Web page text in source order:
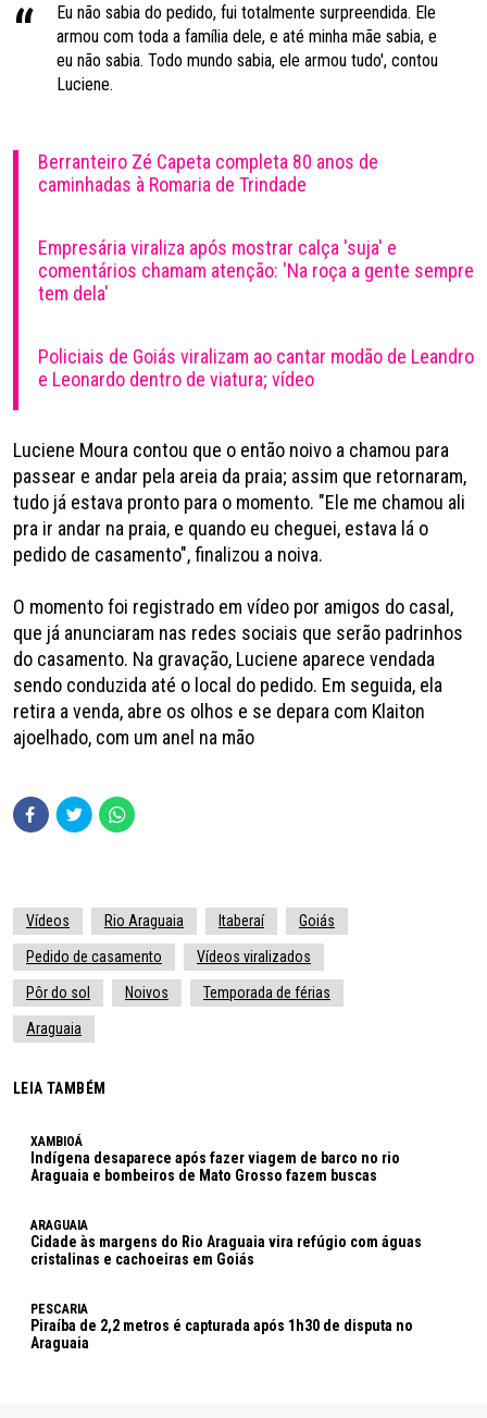
Eu não sabia do pedido, fui totalmente surpreendida. Ele
armou com toda a família dele, e até minha mãe sabia, e
eu não sabia. Todo mundo sabia, ele armou tudo', contou
Luciene.
Berranteiro Zé Capeta completa 80 anos de
caminhadas à Romaria de Trindade
Empresária viraliza após mostrar calça 'suja' e
comentários chamam atenção: 'Na roça a gente sempre
tem dela'
Policiais de Goiás viralizam ao cantar modão de Leandro
e Leonardo dentro de viatura; vídeo
Luciene Moura contou que o então noivo a chamou para
passear e andar pela areia da praia; assim que retornaram,
tudo já estava pronto para o momento. "Ele me chamou ali
pra ir andar na praia, e quando eu cheguei, estava lá o
pedido de casamento", finalizou a noiva.
O momento foi registrado em vídeo por amigos do casal,
que já anunciaram nas redes sociais que serão padrinhos
do casamento. Na gravação, Luciene aparece vendada
sendo conduzida até o local do pedido. Em seguida, ela
retira a venda, abre os olhos e se depara com Klaiton
ajoelhado, com um anel na mão
Vídeos Rio Araguaia Itaberaí Goiás
Pedido de casamento Vídeos viralizados
Pôr do sol Noivos Temporada de férias
Araguaia
LEIA TAMBÉM
XAMBIOÁ
Indígena desaparece após fazer viagem de barco no rio
Araguaia e bombeiros de Mato Grosso fazem buscas
ARAGUAIA
Cidade às margens do Rio Araguaia vira refúgio com águas
cristalinas e cachoeiras em Goiás
PESCARIA
Piraíba de 2,2 metros é capturada após 1h30 de disputa no
Araguaia